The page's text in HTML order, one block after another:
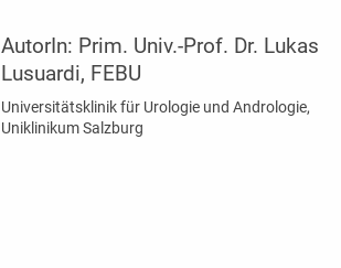
AutorIn: Prim. Univ.-Prof. Dr. Lukas
Lusuardi, FEBU
Universitätsklinik für Urologie und Andrologie,
Uniklinikum Salzburg